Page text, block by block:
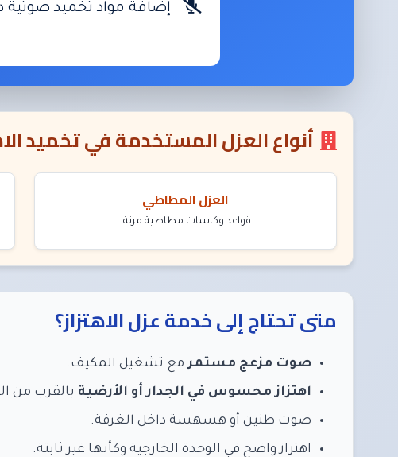
إضافة مواد تخميد صوتية
أنواع العزل المستخدمة في تخميد
العزل المطاطي
قواعد وكاسات مطاطية مرنة.
متى تحتاج إلى خدمة عزل الاهتزاز؟
صوت مزعج مستمرمع تشغيل المكيف.
اهتزاز محسوس في الجدار أو الأرضية بالقرب من
صوت طنين أو هسهسة داخل الغرفة.
اهتزاز واضح في الوحدة الخارجية وكأنها غير ثابتة.